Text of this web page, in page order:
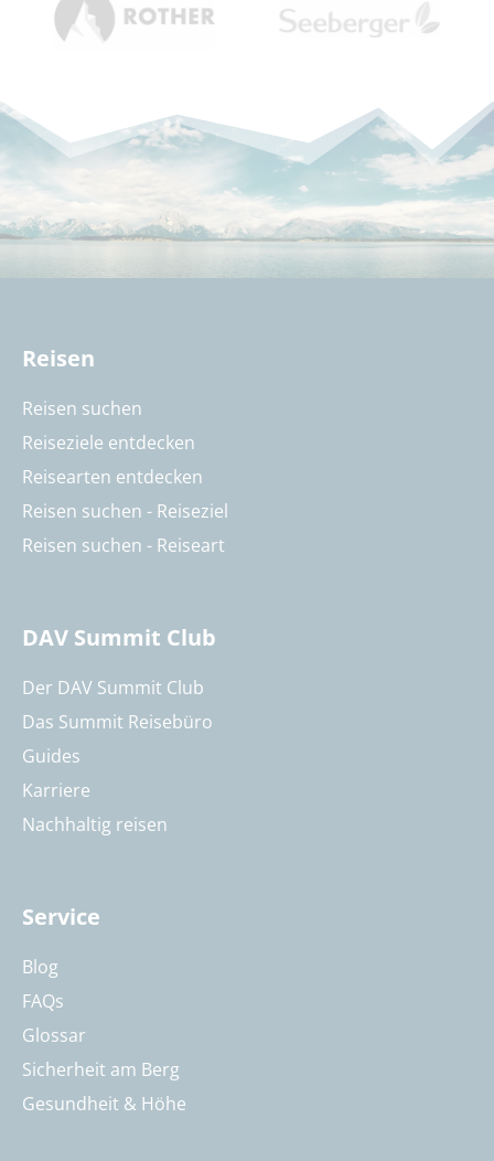
Reisen
Reisen suchen
Reiseziele entdecken
Reisearten entdecken
Reisen suchen - Reiseziel
Reisen suchen - Reiseart
DAV Summit Club
Der DAV Summit Club
Das Summit Reisebüro
Guides
Karriere
Nachhaltig reisen
Service
Blog
FAQs
Glossar
Sicherheit am Berg
Gesundheit & Höhe